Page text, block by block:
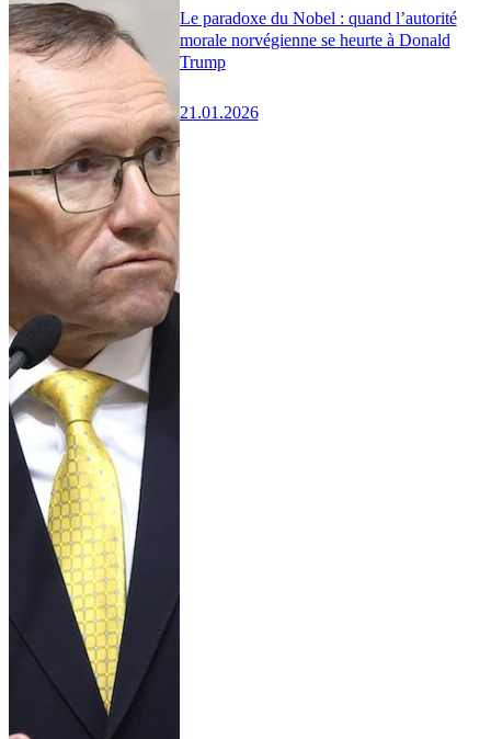
Le paradoxe du Nobel : quand l’autorité
morale norvégienne se heurte à Donald
Trump
21.01.2026